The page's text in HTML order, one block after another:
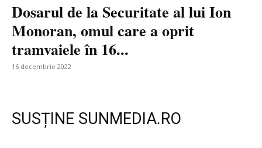
Dosarul de la Securitate al lui Ion
Monoran, omul care a oprit
tramvaiele în 16...
16 decembrie 2022
SUSȚINE SUNMEDIA.RO